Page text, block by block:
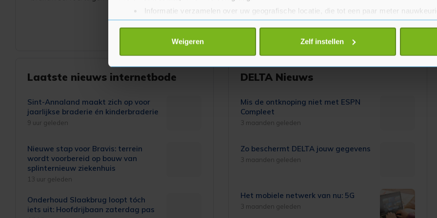
Informatie verzamelen over uw geografische locatie, die tot een paar meter
Uw apparaat identificeren door het actief te scannen op specifieke eigenschappen
toestemming op elk moment wijzigen of intrekken in de Cookieverklaring.
Met cookies werkt onze website beter en wordt jouw bezoek makkelijker en persoonlijker.
ons cookiebeleid bekijken en je gemaakte keuze altijd wijzigen of intrekken.
Weigeren Zelf instellen
Laatste nieuws internetbode
Sint-Annaland maakt zich op voor
jaarlijkse braderie én kinderbraderie
9 uur geleden
Nieuwe stap voor Bravis: terrein
wordt voorbereid op bouw van
splinternieuw ziekenhuis
13 uur geleden
Onderhoud Slaakbrug loopt tóch
iets uit: Hoofdrijbaan zaterdag pas
DELTA Nieuws
Mis de ontknoping niet met ESPN
Compleet
3 maanden geleden
Zo beschermt DELTA jouw gegevens
3 maanden geleden
Het mobiele netwerk van nu: 5G
3 maanden geleden